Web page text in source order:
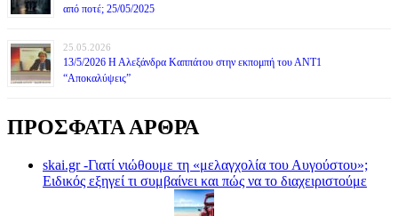
από ποτέ; 25/05/2025
25.05.2026
13/5/2026 Η Αλεξάνδρα Καππάτου στην εκπομπή του ΑΝΤ1
“Αποκαλύψεις”
ΠΡΟΣΦΑΤΑ ΑΡΘΡΑ
skai.gr -Γιατί νιώθουμε τη «μελαγχολία του Αυγούστου»;
Ειδικός εξηγεί τι συμβαίνει και πώς να το διαχειριστούμε